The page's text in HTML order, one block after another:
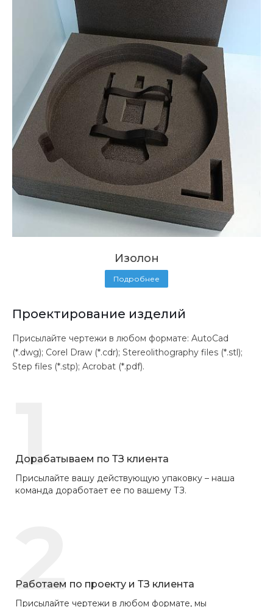
Изолон
Подробнее
Проектирование изделий
Присылайте чертежи в любом формате: AutoCad
(*.dwg); Corel Draw (*.cdr); Stereolithography files (*.stl);
Step files (*.stp); Acrobat (*.pdf).
1
Дорабатываем по ТЗ клиента
Присылайте вашу действующую упаковку – наша
команда доработает ее по вашему ТЗ.
2
Работаем по проекту и ТЗ клиента
Присылайте чертежи в любом формате, мы